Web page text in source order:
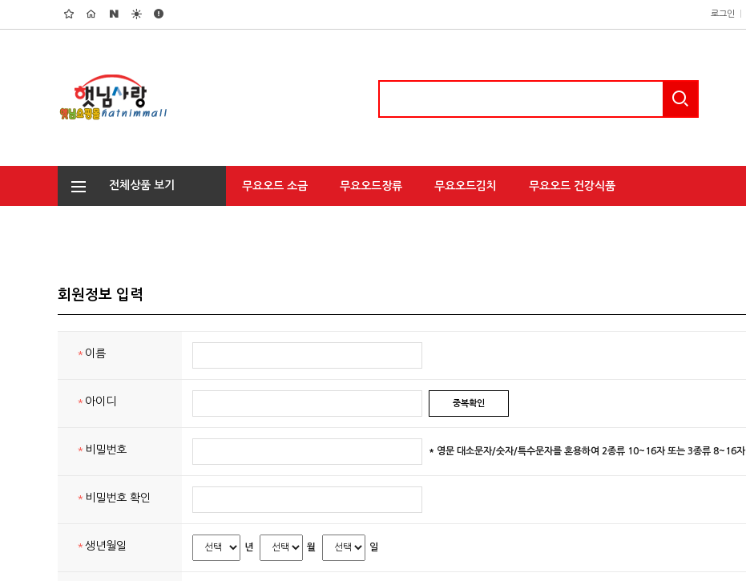
로그인
전체상품 보기 무요오드 소금 무요오드장류 무요오드김치 무요오드 건강식품
회원정보 입력
* 이름
* 아이디 중복확인
* 비밀번호 * 영문 대소문자/숫자/특수문자를 혼용하여 2종류 10~16자 또는 3종류 8~16자
* 비밀번호 확인
* 생년월일 년 월 일